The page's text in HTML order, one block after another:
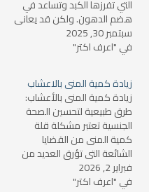
التي تفرزها الكبد وتساعد في
هضم الدهون. ولكن قد يعاني
البعض من مشاكل في المرارة
مثل الحصوات أو الالتهابات، مما
والإنزعاج. في هذه المقالة،
سنتحدث عن الأعشاب المفيدة
التي قد تساعد في…
سبتمبر 30, 2025
في "اعرف اكتر"
زيادة كمية المنى بالاعشاب
زيادة كمية المنى بالأعشاب:
طرق طبيعية لتحسين الصحة
الجنسية تعتبر مشكلة قلة
كمية المنى من القضايا
الشائعة التي تؤرق العديد من
الرجال. يمكن أن تؤثر عدة
عوامل في تقليل إنتاج السائل
فبراير 2, 2026
في "اعرف اكتر"